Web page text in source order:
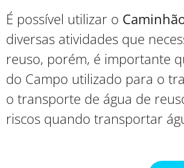
É possível utilizar o
diversas atividades que
reuso, porém, é importante
do Campo utilizado para o
o transporte de água de
riscos quando transportar